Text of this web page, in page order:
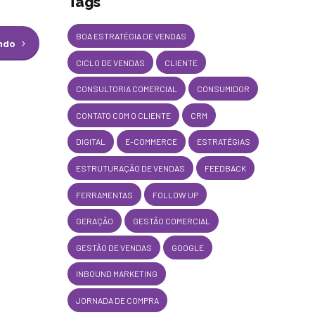
BOA ESTRATÉGIA DE VENDAS
CICLO DE VENDAS CLIENTE
CONSULTORIA COMERCIAL CONSUMIDOR
CONTATO COM O CLIENTE CRM
DIGITAL E-COMMERCE ESTRATÉGIAS
ESTRUTURAÇÃO DE VENDAS FEEDBACK
FERRAMENTAS FOLLOW UP
GERAÇÃO GESTÃO COMERCIAL
GESTÃO DE VENDAS GOOGLE
INBOUND MARKETING
JORNADA DE COMPRA